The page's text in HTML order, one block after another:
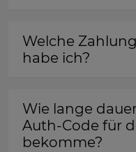
Welche
habe ich?
Wie lange
Auth-Code für
bekomme?